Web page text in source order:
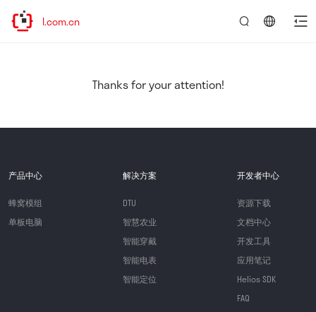
Thanks for your attention!
产品中心
蜂窝模组
单板电脑
解决方案
DTU
智慧农业
智能穿戴
智能电表
智能定位
开发者中心
资源下载
文档中心
开发工具
应用笔记
Helios SDK
FAQ